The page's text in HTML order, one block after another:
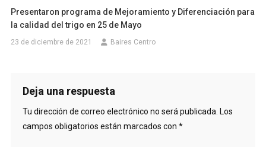
Presentaron programa de Mejoramiento y Diferenciación para
la calidad del trigo en 25 de Mayo
23 de diciembre de 2021 Baires Centro
Deja una respuesta
Tu dirección de correo electrónico no será publicada. Los
campos obligatorios están marcados con *